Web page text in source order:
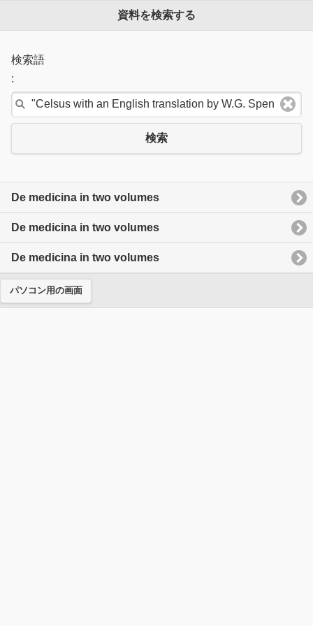
資料を検索する
検索語
:
検索
De medicina in two volumes
De medicina in two volumes
De medicina in two volumes
パソコン用の画面